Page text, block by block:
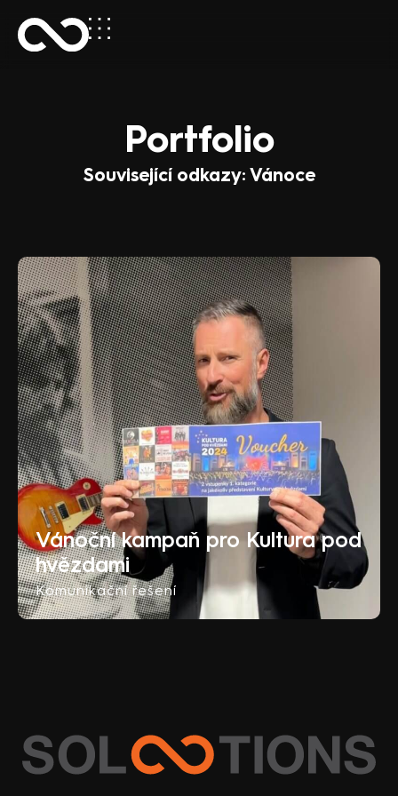
Portfolio
Související odkazy: Vánoce
Vánoční kampaň pro Kultura pod
hvězdami
Komunikační řešení